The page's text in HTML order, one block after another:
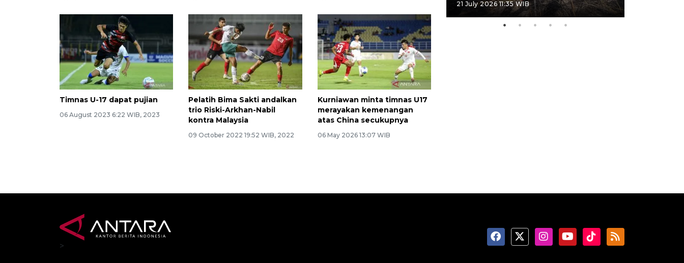
Timnas U-17 dapat pujian
06 August 2023 6:22 WIB, 2023
Pelatih Bima Sakti andalkan
trio Riski-Arkhan-Nabil
kontra Malaysia
09 October 2022 19:52 WIB, 2022
Kurniawan minta timnas U17
merayakan kemenangan
atas China secukupnya
06 May 2026 13:07 WIB
21 July 2026 11:35 WIB
>